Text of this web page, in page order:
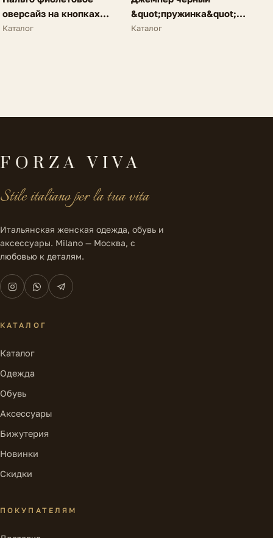
оверсайз на кнопках
A62
Каталог
&quot;пружинка&quot;
N25
Каталог
FORZA VIVA
Stile italiano per la tua vita
Итальянская женская одежда, обувь и
аксессуары. Milano — Москва, с
любовью к деталям.
КАТАЛОГ
Каталог
Одежда
Обувь
Аксессуары
Бижутерия
Новинки
Скидки
ПОКУПАТЕЛЯМ